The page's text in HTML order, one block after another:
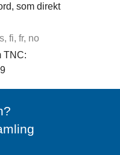
som direkt
fi, fr, no
TNC: